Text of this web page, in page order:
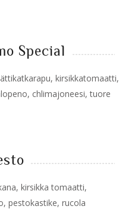
Special
kirsikkatomaatti,
chlimajoneesi, tuore
kirsikka tomaatti,
pestokastike, rucola